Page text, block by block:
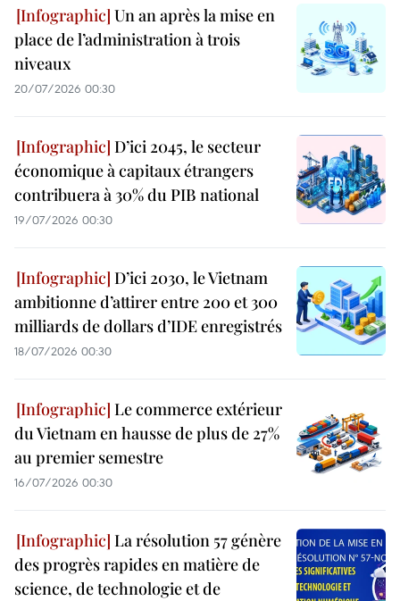
Un an après la mise en
place de l’administration à trois
niveaux
20/07/2026 00:30
D’ici 2045, le secteur
économique à capitaux étrangers
contribuera à 30% du PIB national
19/07/2026 00:30
D’ici 2030, le Vietnam
ambitionne d’attirer entre 200 et 300
milliards de dollars d’IDE enregistrés
18/07/2026 00:30
Le commerce extérieur
du Vietnam en hausse de plus de 27%
au premier semestre
16/07/2026 00:30
La résolution 57 génère
des progrès rapides en matière de
science, de technologie et de